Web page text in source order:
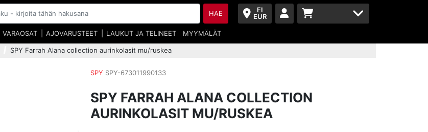
FI
EUR
HAE
VARAOSAT AJOVARUSTEET LAUKUT JA TELINEET MYYMÄLÄT
SPY Farrah Alana collection aurinkolasit mu/ruskea
SPY SPY-673011990133
SPY FARRAH ALANA COLLECTION
AURINKOLASIT MU/RUSKEA